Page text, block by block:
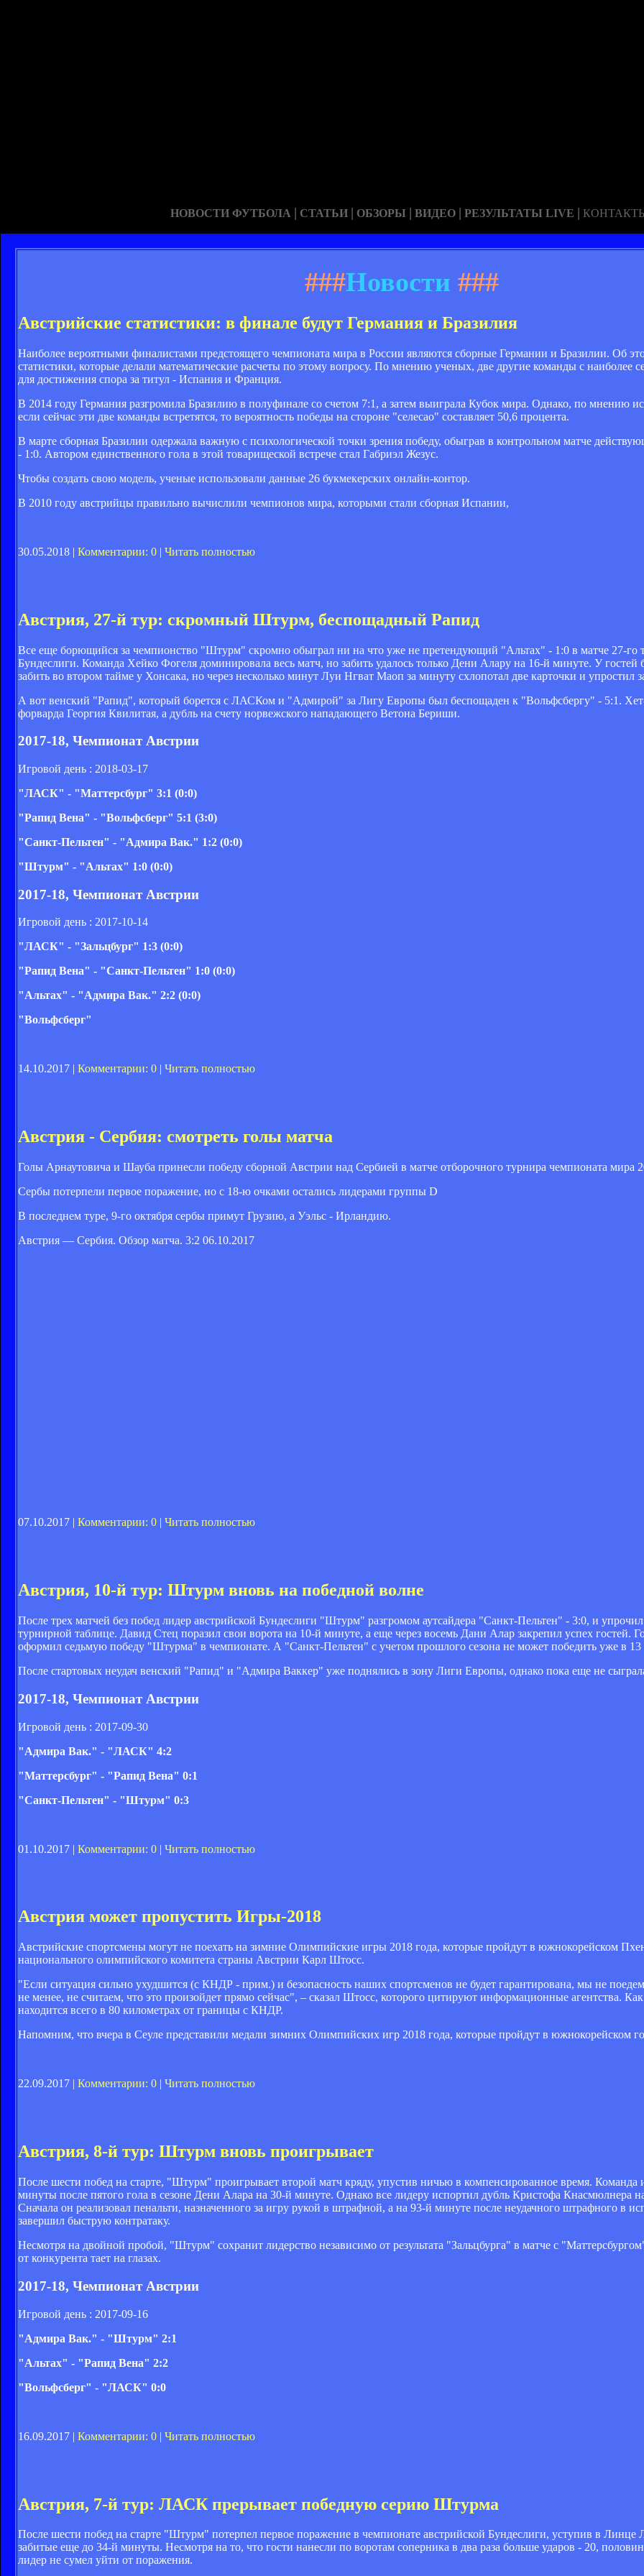
НОВОСТИ ФУТБОЛА | СТАТЬИ | ОБЗОРЫ | ВИДЕО | РЕЗУЛЬТАТЫ LIVE |
###Новости ###
Австрийские статистики: в финале будут Германия и Бразилия
Наиболее вероятными финалистами предстоящего чемпионата мира в России являются сборные Германии и Бразилии. Об
статистики, которые делали математические расчеты по этому вопросу. По мнению ученых, две другие команды с наиболее
для достижения спора за титул - Испания и Франция.
В 2014 году Германия разгромила Бразилию в полуфинале со счетом 7:1, а затем выиграла Кубок мира. Однако, по мнению
если сейчас эти две команды встретятся, то вероятность победы на стороне "селесао" составляет 50,6 процента.
В марте сборная Бразилии одержала важную с психологической точки зрения победу, обыграв в контрольном матче
- 1:0. Автором единственного гола в этой товарищеской встрече стал Габриэл Жезус.
Чтобы создать свою модель, ученые использовали данные 26 букмекерских онлайн-контор.
В 2010 году австрийцы правильно вычислили чемпионов мира, которыми стали сборная Испании,
30.05.2018 | Комментарии: 0 | Читать полностью
Австрия, 27-й тур: скромный Штурм, беспощадный Рапид
Все еще борющийся за чемпионство "Штурм" скромно обыграл ни на что уже не претендующий "Альтах" - 1:0 в матче 27-го
Бундеслиги. Команда Хейко Фогеля доминировала весь матч, но забить удалось только Дени Алару на 16-й минуте. У
забить во втором тайме у Хонсака, но через несколько минут Луи Нгват Маоп за минуту схлопотал две карточки и упростил
А вот венский "Рапид", который борется с ЛАСКом и "Адмирой" за Лигу Европы был беспощаден к "Вольфсбергу" - 5:1.
форварда Георгия Квилитая, а дубль на счету норвежского нападающего Ветона Бериши.
2017-18, Чемпионат Австрии
Игровой день : 2018-03-17
"ЛАСК" - "Маттерсбург" 3:1 (0:0)
"Рапид Вена" - "Вольфсберг" 5:1 (3:0)
"Санкт-Пельтен" - "Адмира Вак." 1:2 (0:0)
"Штурм" - "Альтах" 1:0 (0:0)
2017-18, Чемпионат Австрии
Игровой день : 2017-10-14
"ЛАСК" - "Зальцбург" 1:3 (0:0)
"Рапид Вена" - "Санкт-Пельтен" 1:0 (0:0)
"Альтах" - "Адмира Вак." 2:2 (0:0)
"Вольфсберг"
14.10.2017 | Комментарии: 0 Читать полностью
Австрия - Сербия: смотреть голы матча
Голы Арнаутовича и Шауба принесли победу сборной Австрии над Сербией в матче отборочного турнира чемпионата мира
Сербы потерпели первое поражение, но с 18-ю очками остались лидерами группы D
В последнем туре, 9-го октября сербы примут Грузию, а Уэльс - Ирландию.
Австрия — Сербия. Обзор матча. 3:2 06.10.2017
07.10.2017 | Комментарии: 0 | Читать полностью
Австрия, 10-й тур: Штурм вновь на победной волне
После трех матчей без побед лидер австрийской Бундеслиги "Штурм" разгромом аутсайдера "Санкт-Пельтен" - 3:0, и
турнирной таблице. Давид Стец поразил свои ворота на 10-й минуте, а еще через восемь Дани Алар закрепил успех гостей.
оформил седьмую победу "Штурма" в чемпионате. А "Санкт-Пельтен" с учетом прошлого сезона не может победить уже в 13
После стартовых неудач венский "Рапид" и "Адмира Ваккер" уже поднялись в зону Лиги Европы, однако пока еще не
2017-18, Чемпионат Австрии
Игровой день : 2017-09-30
"Адмира Вак." - "ЛАСК" 4:2
"Маттерсбург" - "Рапид Вена" 0:1
"Санкт-Пельтен" - "Штурм" 0:3
01.10.2017 | Комментарии: 0 | Читать полностью
Австрия может пропустить Игры-2018
Австрийские спортсмены могут не поехать на зимние Олимпийские игры 2018 года, которые пройдут в южнокорейском
национального олимпийского комитета страны Австрии Карл Штосс.
"Если ситуация сильно ухудшится (с КНДР - прим.) и безопасность наших спортсменов не будет гарантирована, мы не
не менее, не считаем, что это произойдет прямо сейчас", – сказал Штосс, которого цитируют информационные агентства.
находится всего в 80 километрах от границы с КНДР.
Напомним, что вчера в Сеуле представили медали зимних Олимпийских игр 2018 года, которые пройдут в южнокорейском
22.09.2017 | Комментарии: 0 | Читать полностью
Австрия, 8-й тур: Штурм вновь проигрывает
После шести побед на старте, "Штурм" проигрывает второй матч кряду, упустив ничью в компенсированное время. Команда
минуты после пятого гола в сезоне Дени Алара на 30-й минуте. Однако все лидеру испортил дубль Кристофа Кнасмюлнера
Сначала он реализовал пенальти, назначенного за игру рукой в штрафной, а на 93-й минуте после неудачного штрафного в
завершил быструю контратаку.
Несмотря на двойной пробой, "Штурм" сохранит лидерство независимо от результата "Зальцбурга" в матче с
от конкурента тает на глазах.
2017-18, Чемпионат Австрии
Игровой день : 2017-09-16
"Адмира Вак." - "Штурм" 2:1
"Альтах" - "Рапид Вена" 2:2
"Вольфсберг" - "ЛАСК" 0:0
16.09.2017 | Комментарии: 0 | Читать полностью
Австрия, 7-й тур: ЛАСК прерывает победную серию Штурма
После шести побед на старте "Штурм" потерпел первое поражение в чемпионате австрийской Бундеслиги, уступив в
забитые еще до 34-й минуты. Несмотря на то, что гости нанесли по воротам соперника в два раза больше ударов - 20,
лидер не сумел уйти от поражения.